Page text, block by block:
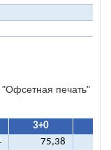
печать"
3+0
75,38